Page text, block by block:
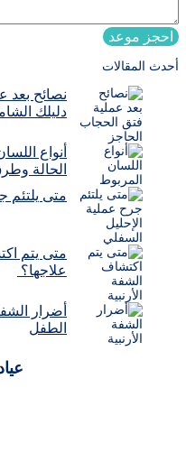
احجز موعد
أحدث المقالات
نصائح بعد
دليلك
أنواع
الحالة
متى يلتئم
متى يتم
علاجها؟
أضرار
الطفل